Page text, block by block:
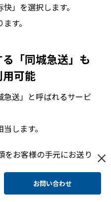
」を選択します。
す。
「同城急送」も
可能
送」と呼ばれるサービ
します。
をお客様の手元にお送り
たい？
お問い合わせ